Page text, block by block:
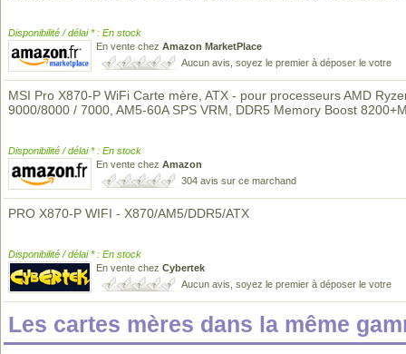
Disponibilité / délai * : En stock
En vente chez Amazon MarketPlace
Aucun avis, soyez le premier à déposer le votre
MSI Pro X870-P WiFi Carte mère, ATX - pour processeurs AMD
9000/8000 / 7000, AM5-60A SPS VRM, DDR5 Memory Boost
Disponibilité / délai * : En stock
En vente chez Amazon
304 avis sur ce marchand
PRO X870-P WIFI - X870/AM5/DDR5/ATX
Disponibilité / délai * : En stock
En vente chez Cybertek
Aucun avis, soyez le premier à déposer le votre
Les cartes mères dans la même